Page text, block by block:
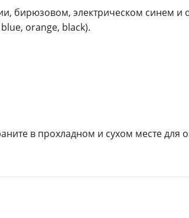
бирюзовом, электрическом синем
orange, black).
в прохладном и сухом месте для